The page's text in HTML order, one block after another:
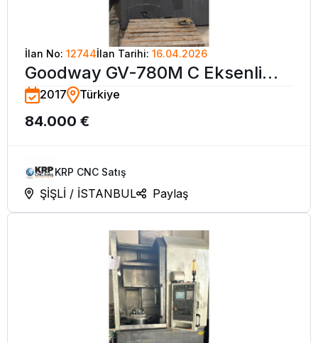
İlan No: 12744İlan Tarihi: 16.04.2026
Goodway GV-780M C Eksenli
CNC Dik Torna Tezgahı-2017
2017 Türkiye
84.000 €
KRP CNC Satış
ŞİŞLİ / İSTANBUL Paylaş